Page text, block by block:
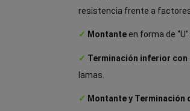
resistencia frente a
✓ Montante en forma de ''U''
✓ Terminación inferior
lamas.
✓ Montante y Terminación